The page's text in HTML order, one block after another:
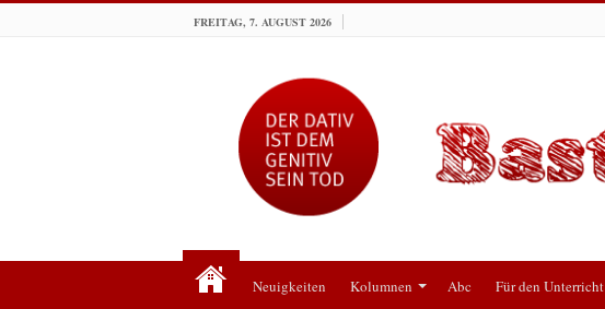
FREITAG, 7. AUGUST 2026
Neuigkeiten Kolumnen Abc Für den Unterricht